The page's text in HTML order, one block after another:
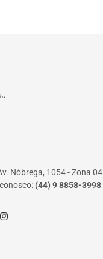
Nóbrega, 1054 - Zona 04
(44) 9 8858-3998
Instagram